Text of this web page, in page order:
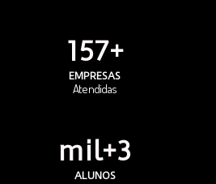
EMPRESAS
195+
Atendidas
ALUNOS
mil+4